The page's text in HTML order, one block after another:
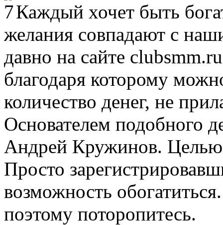
Каждый хочет быть
желания совпадают с
давно на сайте
благодаря которому
количество денег, не
Основателем подобного
Андрей Кружинов. Целью
Просто
возможность
поэтому поторопитесь.